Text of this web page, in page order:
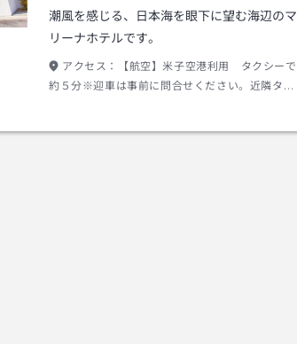
潮風を感じる、日本海を眼下に望む海辺のマ
リーナホテルです。
アクセス：
【航空】米子空港利用 タクシーで
約５分※迎車は事前に問合せください。近隣タク